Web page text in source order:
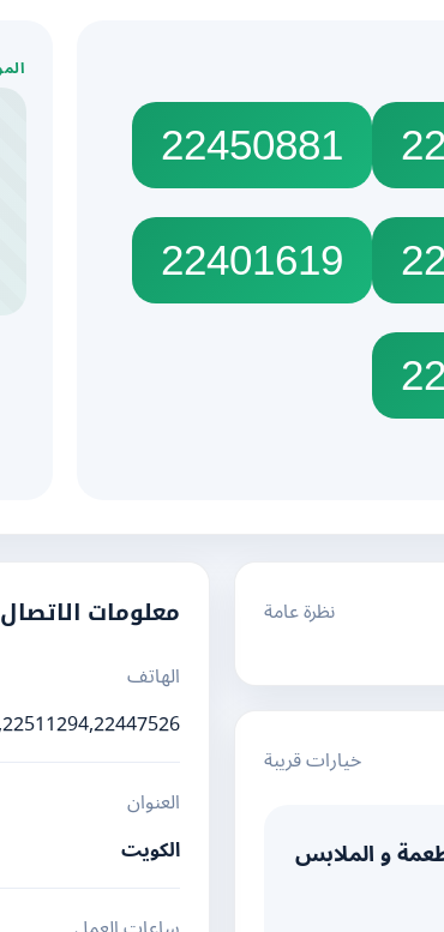
22450881
22401619
نظرة عامة
خيارات قريبة
و الملابس
معلومات الاتصال
الهاتف
العنوان
الكويت